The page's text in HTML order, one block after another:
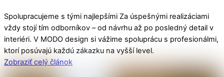
Spolupracujeme s tými najlepšími Za úspešnými realizáciami
vždy stojí tím odborníkov – od návrhu až po posledný detail v
interiéri. V MODO design si vážime spoluprácu s profesionálmi,
ktorí posúvajú každú zákazku na vyšší level.
Zobraziť celý článok